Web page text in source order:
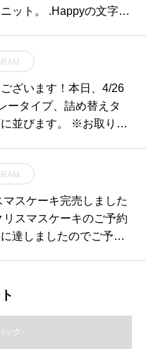
ット。 .Happyの文字を
様もHappyになれそう
HAUS乃白町2027
9:00close 18:0
松江トリミング
#松江ペット #george
#haus #groomhaus
ざいます！本日、4/26
ータイプ、詰め替えタ
並びます。 ※お取り置
19時となっておりま
つけ下さいませ。SHO
5885TABLE HAUSはta
で11:30〜17:00の営業と
ております。是非、ご
ご予約可能です！ .次
は先日経済産業省から
ナウイルスに有効な可
スケーキ完売しました
スマスケーキのご予約
達しましたのでご予約
当日に皆様にお楽しみ頂
ック